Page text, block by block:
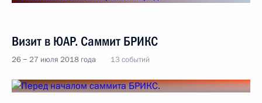
Визит в ЮАР. Саммит БРИКС
26 − 27 июля 2018 года 13 событий